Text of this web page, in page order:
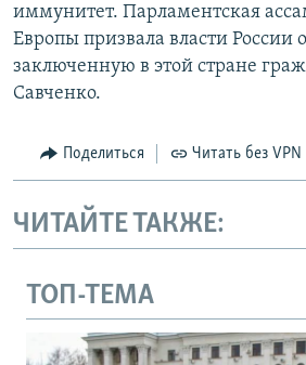
иммунитет. Парламентская
Европы призвала власти России
заключенную в этой стране
Савченко.
Поделиться Читать без VPN
ЧИТАЙТЕ ТАКЖЕ:
ТОП-ТЕМА